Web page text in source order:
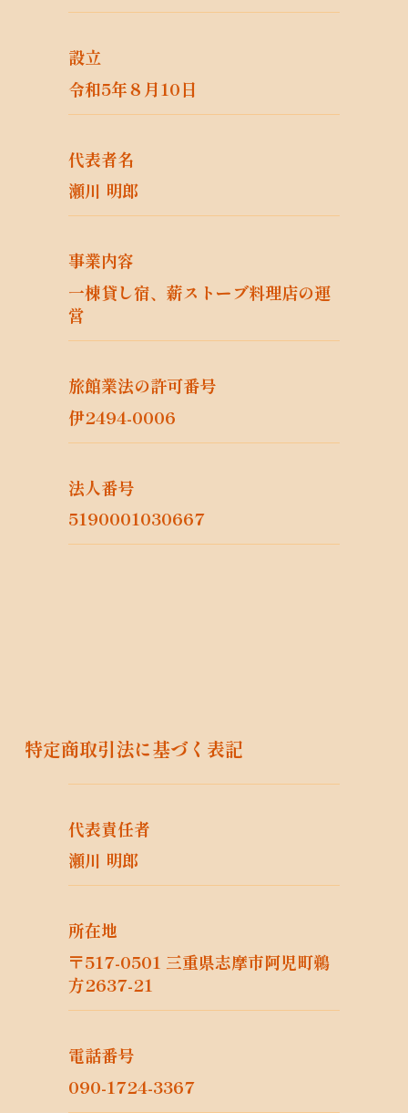
設立
令和5年８月10日
代表者名
瀬川 明郎
事業内容
一棟貸し宿、薪ストーブ料理店の運
営
旅館業法の許可番号
伊2494-0006
法人番号
5190001030667
​特定商取引法に基づく表記
代表責任者
瀬川 明郎
所在地
〒517-0501 三重県志摩市阿児町鵜
方2637-21
電話番号
090-1724-3367
きない形式に加工した統計データを作成す
るため
当社からの情報提供（広告を含む）のため
その他、上記利用目的に付随する目的のた
3. 個人情報利用目的の変更
当社は、個人情報の利用目的を関連性を有
人情報の主体である個人（以下「本人」と
いいます。）に通知し又は公表します。
4. 個人情報利用の制限
当社は、個人情報保護法その他の法令によ
ず利用目的の達成に必要な範囲を超えて個
人情報を取り扱いません。但し次の場合は
人の生命、身体又は財産の保護のために必
要がある場合であって、本人の同意を得る
ことが困難であるとき
公衆衛生の向上又は児童の健全な育成の推
学術研究機関等に個人データを提供する場
合であって、当該学術研究機関等が当該個
人データを学術研究目的で取り扱う必要が
の一部が学術研究目的である場合を含み、
個人の権利利益を不当に侵害するおそれが
ある場合を除きます。）
5.1
の他不正の手段により取得しません。
5.2
当社は、次の場合を除き、あらかじめ本人
情報保護法第2条第3項に定義されるもの
を意味します。）を取得しません。
第4項第1号ないし第4号のいずれかに該当